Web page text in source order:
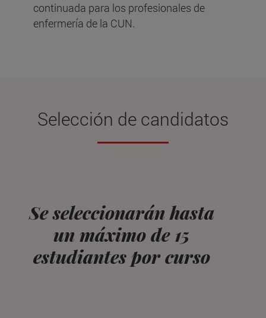
continuada para los profesionales de
enfermería de la CUN.
Selección de candidatos
Se seleccionarán hasta
un máximo de 15
estudiantes por curso